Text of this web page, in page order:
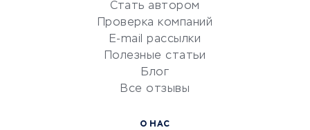
Сервисы по поиску работы
Сетевой маркетинг
УСЛУГИ ДЛЯ БИЗНЕСА
Стать автором
Проверка компаний
E-mail рассылки
Полезные статьи
Блог
Все отзывы
О НАС